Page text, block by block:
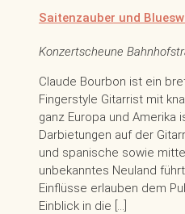
Saitenzauber und
Konzertscheune
Claude Bourbon ist ein
Fingerstyle Gitarrist mit
ganz Europa und Amerika
Darbietungen auf der
und spanische sowie
unbekanntes Neuland
Einflüsse erlauben dem
Einblick in die […]